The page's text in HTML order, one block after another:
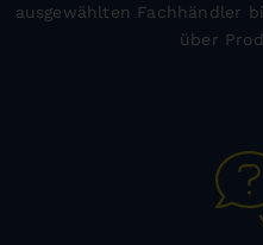
ausgewählten Fachhändler
über